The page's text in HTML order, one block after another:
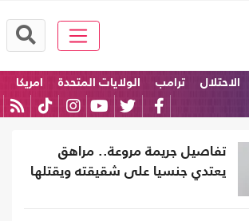
الاحتلال ترامب الولايات المتحدة
امريكا
تفاصيل جريمة مروعة.. مراهق
يعتدي جنسيا على شقيقته ويقتلها